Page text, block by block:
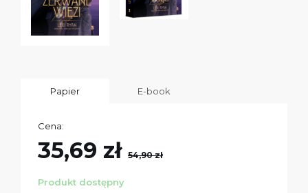
Papier E-book
Cena:
35,69 zł 54,90 zł
Produkt dostępny